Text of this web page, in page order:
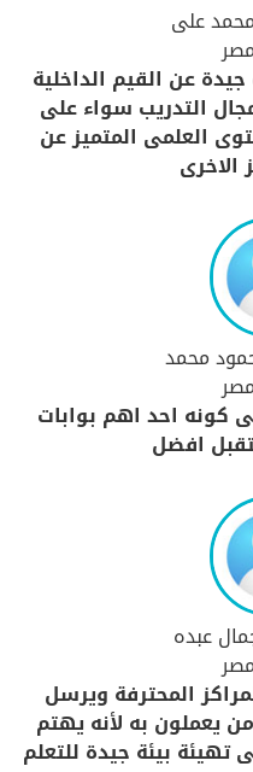
على
مصر
عن القيم الداخلية
التدريب سواء على
العلمى المتميز عن
الاخرى
محمد
مصر
كونه احد اهم بوابات
افضل
عبده
مصر
المحترفة ويرسل
يعملون به لأنه يهتم
بيئة جيدة للتعلم